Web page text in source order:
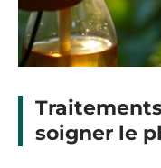
soigner le